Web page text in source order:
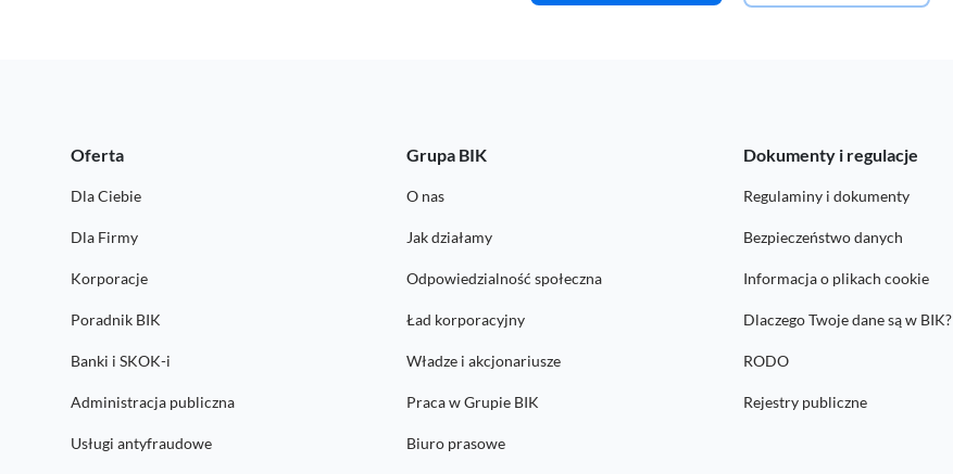
Oferta
Dla Ciebie
Dla Firmy
Korporacje
Poradnik BIK
Banki i SKOK-i
Administracja publiczna
Usługi antyfraudowe
Grupa BIK
O nas
Jak działamy
Odpowiedzialność społeczna
Ład korporacyjny
Władze i akcjonariusze
Praca w Grupie BIK
Biuro prasowe
Dokumenty i regulacje
Regulaminy i dokumenty
Bezpieczeństwo danych
Informacja o plikach cookie
Dlaczego Twoje dane są w BIK?
RODO
Rejestry publiczne